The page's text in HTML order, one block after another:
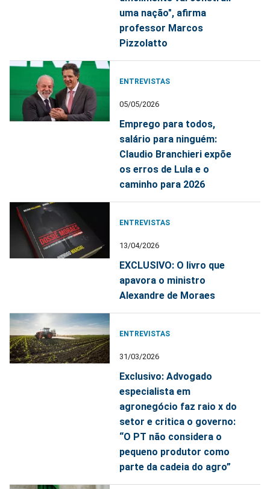
uma nação", afirma
professor Marcos
Pizzolatto
ENTREVISTAS
05/05/2026
Emprego para todos,
salário para ninguém:
Claudio Branchieri expõe
os erros de Lula e o
caminho para 2026
ENTREVISTAS
13/04/2026
EXCLUSIVO: O livro que
apavora o ministro
Alexandre de Moraes
ENTREVISTAS
31/03/2026
Exclusivo: Advogado
especialista em
agronegócio faz raio x do
setor e critica o governo:
“O PT não considera o
pequeno produtor como
parte da cadeia do agro”